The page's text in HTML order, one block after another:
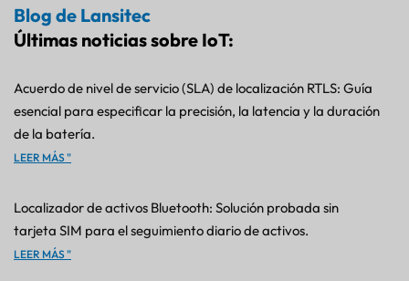
Blog de Lansitec
Últimas noticias sobre IoT:
Acuerdo de nivel de servicio (SLA) de localización RTLS: Guía
esencial para especificar la precisión, la latencia y la duración
de la batería.
LEER MÁS "
Localizador de activos Bluetooth: Solución probada sin
tarjeta SIM para el seguimiento diario de activos.
LEER MÁS "